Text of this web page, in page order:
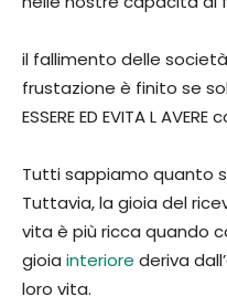
il fallimento delle
frustazione è finito se
ESSERE ED EVITA L
Tutti sappiamo quanto
Tuttavia, la gioia del
vita è più ricca quando
gioia interiore deriva
loro vita.